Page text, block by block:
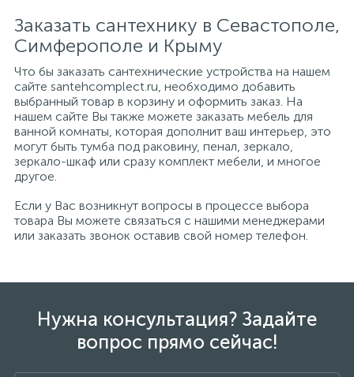
Заказать сантехнику в Севастополе,
Симферополе и Крыму
Что бы заказать сантехнические устройства на нашем
сайте santehcomplect.ru, необходимо добавить
выбранный товар в корзину и оформить заказ. На
нашем сайте Вы также можете заказать мебель для
ванной комнаты, которая дополнит ваш интерьер, это
могут быть тумба под раковину, пенал, зеркало,
зеркало-шкаф или сразу комплект мебели, и многое
другое.
Если у Вас возникнут вопросы в процессе выбора
товара Вы можете связаться с нашими менеджерами
или заказать звонок оставив свой номер телефон.
Нужна консультация? Задайте
вопрос прямо сейчас!